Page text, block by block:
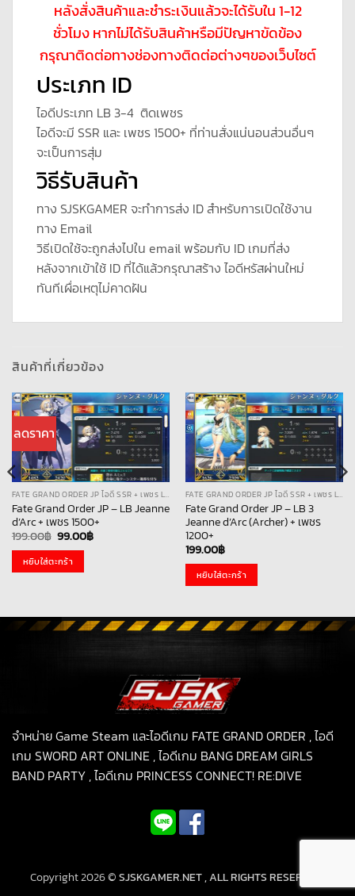
หลังสั่งสินค้าและชำระเงินแล้วจะได้รับใน 1-12
ชั่วโมง หากไม่ได้รับสินค้าหรือมีปัญหาขัดข้อง
กรุณาติดต่อทางช่องทางติดต่อต่างๆของเว็บไซต์
ประเภท ID
ไอดีประเภท LB 3-4 ติดเพชร
ไอดีจะมี SSR และ เพชร 1500+ ที่ท่านสั่งแน่นอนส่วนอื่นๆ
จะเป็นการสุ่ม
วิธีรับสินค้า
ทาง SJSKGAMER จะทำการส่ง ID สำหรับการเปิดใช้งาน
ทาง Email
วิธีเปิดใช้จะถูกส่งไปใน email พร้อมกับ ID เกมที่ส่ง
หลังจากเข้าใช้ ID ที่ได้แล้วกรุณาสร้าง ไอดีหรัสผ่านใหม่
ทันทีเผื่อเหตุไม่คาดฝัน
สินค้าที่เกี่ยวข้อง
ลดราคา
FATE GRAND ORDER JP ไอดี SSR + เพชร LB
Fate Grand Order JP – LB Jeanne
d’Arc + เพชร 1500+
199.00฿ Original
was:
199.00฿.
99.00฿Current
หยิบใส่ตะกร้า
FATE GRAND ORDER JP ไอดี SSR + เพชร LB
Fate Grand Order JP – LB 3
Jeanne d’Arc (Archer) + เพชร
1200+
199.00฿
หยิบใส่ตะกร้า
จำหน่าย Game Steam และไอดีเกม FATE GRAND ORDER , ไอดี
เกม SWORD ART ONLINE , ไอดีเกม BANG DREAM GIRLS
BAND PARTY , ไอดีเกม PRINCESS CONNECT! RE:DIVE
Copyright 2026 ©SJSKGAMER.NET , ALL RIGHTS RESERVED.